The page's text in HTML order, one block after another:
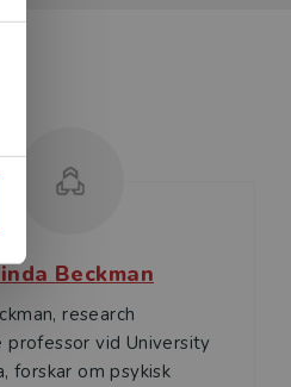
Beckman
research
professor vid University
forskar om psykisk